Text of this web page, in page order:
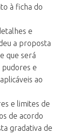
à ficha do
e
a proposta
que será
pudores e
ao
e limites de
de acordo
gradativa de